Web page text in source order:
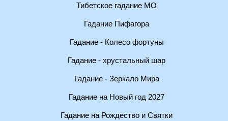
Тибетское гадание МО
Гадание Пифагора
Гадание - Колесо фортуны
Гадание - хрустальный шар
Гадание - Зеркало Мира
Гадание на Новый год 2027
Гадание на Рождество и Святки